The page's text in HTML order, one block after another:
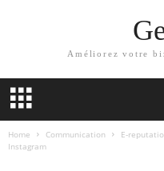
Améliorez votre
Home Communication E-
Instagram